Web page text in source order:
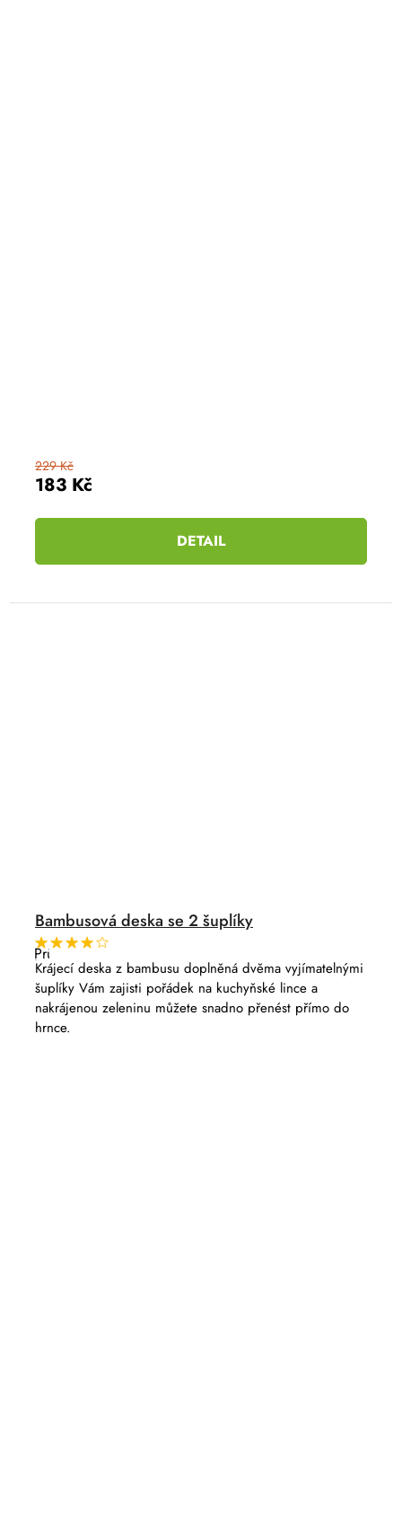
183 Kč
229 Kč
DETAIL
Bambusová deska se 2 šuplíky
Průměrné
hodnocení
produktu
je
4,0
z
5
Krájecí deska z bambusu doplněná dvěma vyjímatelnými
šuplíky Vám zajisti pořádek na kuchyňské lince a
nakrájenou zeleninu můžete snadno přenést přímo do
hrnce.